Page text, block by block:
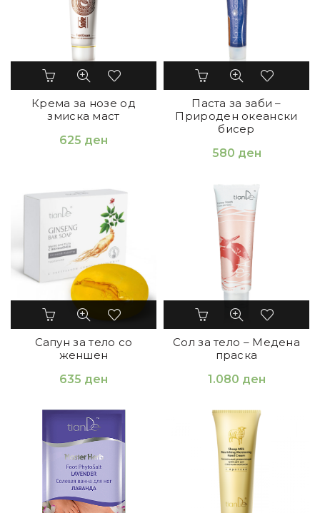
Крема за нозе од
змиска маст
625 ден
Паста за заби –
Природен океански
бисер
580 ден
Сапун за тело со
женшен
635 ден
Сол за тело – Медена
праска
1.080 ден